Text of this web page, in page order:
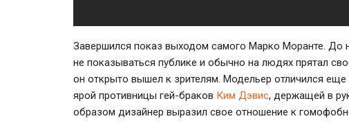
Завершился показ выходом самого Марко Моранте. До
не показываться публике и обычно на людях прятал
он открыто вышел к зрителям. Модельер отличился
ярой противницы гей-браков Ким Дэвис, держащей в
образом дизайнер выразил свое отношение к